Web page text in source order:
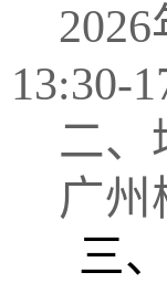
13:30-
二、
广州
三